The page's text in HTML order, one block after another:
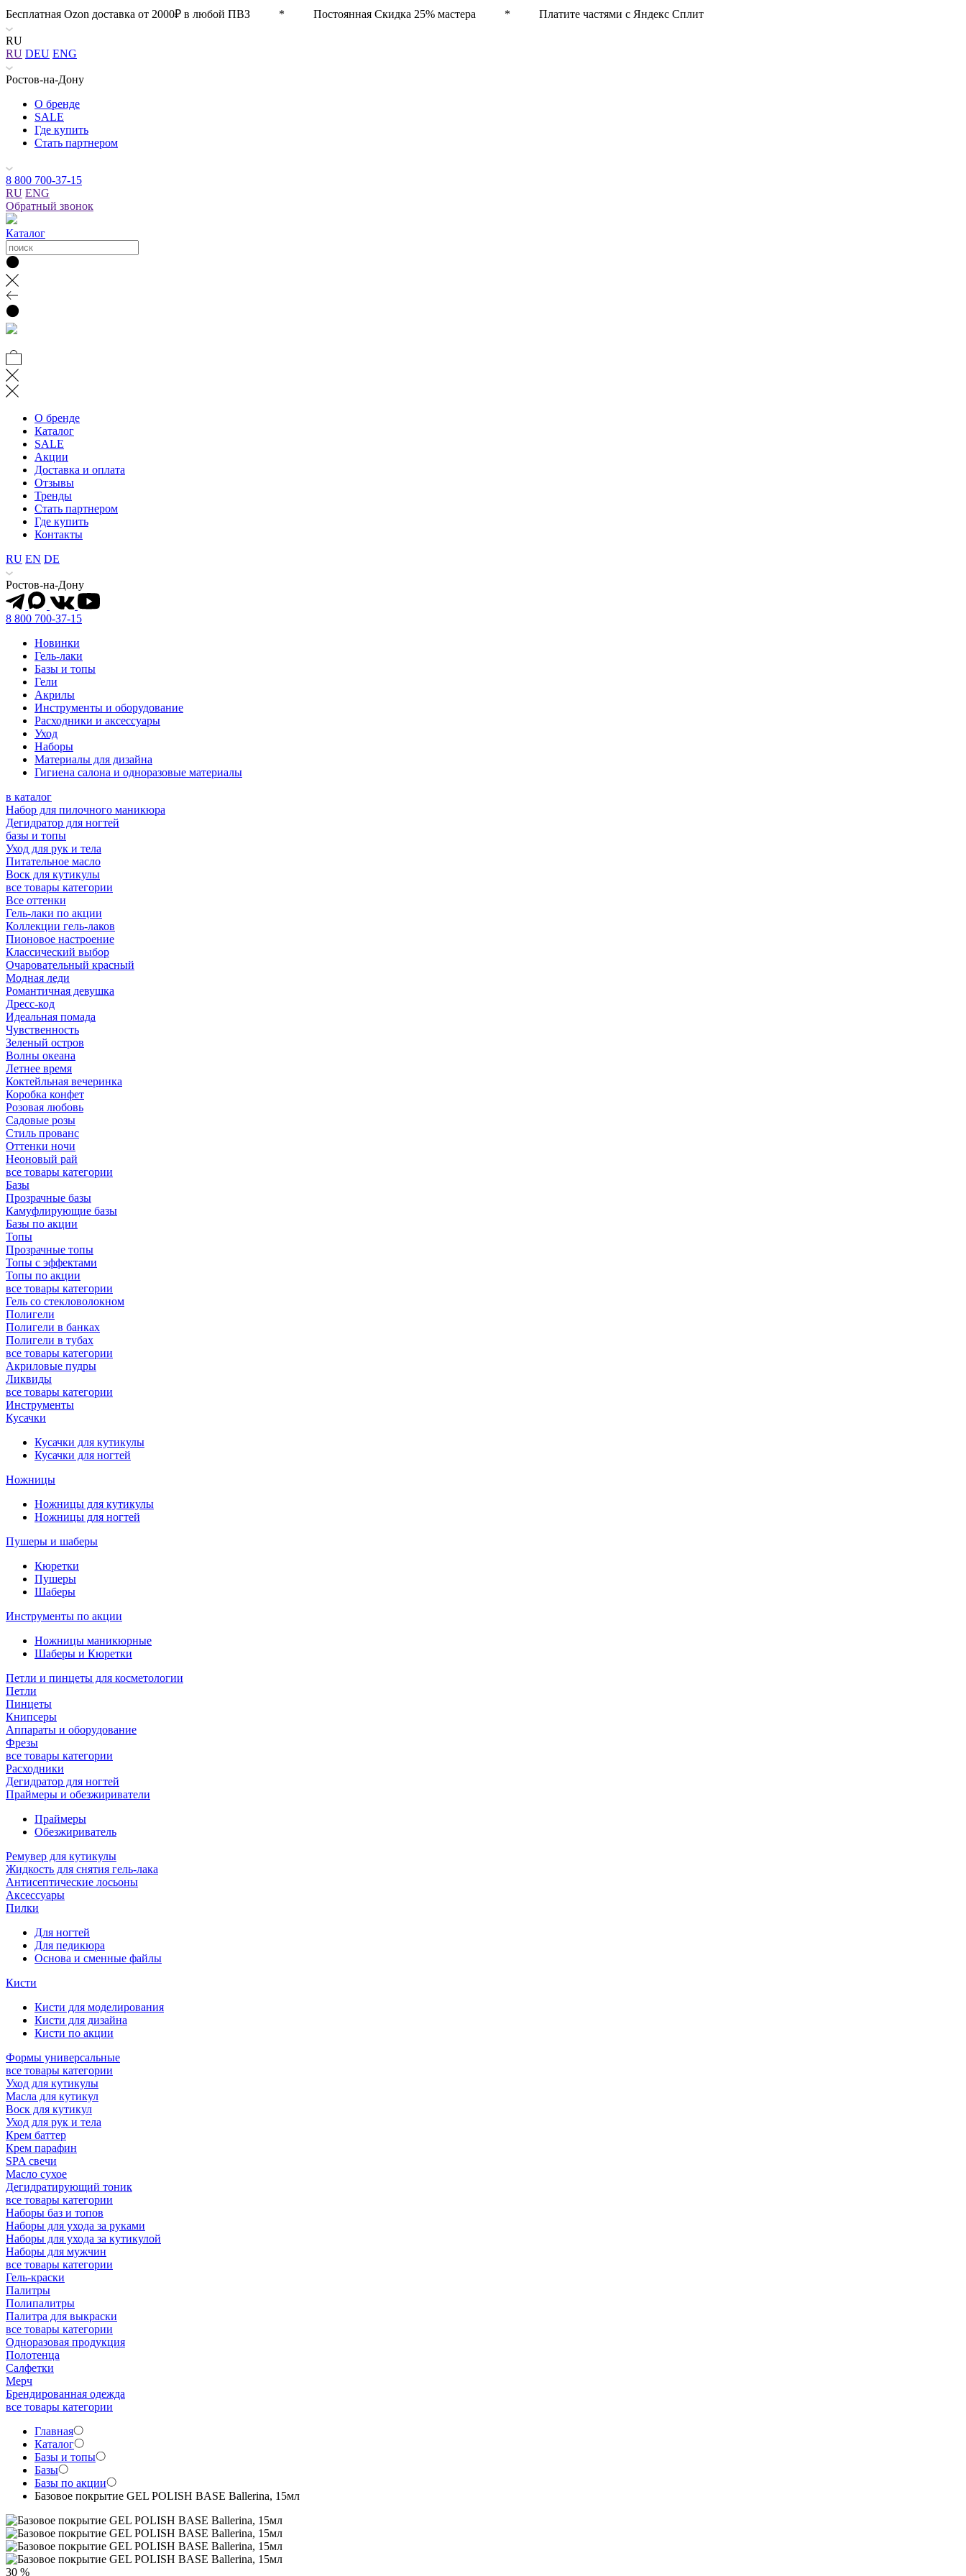
Бесплатная Ozon доставка от 2000₽ в любой ПВЗ * Постоянная Скидка 25% мастера * Платите частями с Яндекс Сплит
RU
RU DEU ENG
Ростов-на-Дону
О бренде
SALE
Где купить
Стать партнером
8 800 700-37-15
RU ENG
Обратный звонок
Каталог
О бренде
Каталог
SALE
Акции
Доставка и оплата
Отзывы
Тренды
Стать партнером
Где купить
Контакты
RU EN DE
Ростов-на-Дону
8 800 700-37-15
Новинки
Гель-лаки
Базы и топы
Гели
Акрилы
Инструменты и оборудование
Расходники и аксессуары
Уход
Наборы
Материалы для дизайна
Гигиена салона и одноразовые материалы
в каталог
Набор для пилочного маникюра
Дегидратор для ногтей
базы и топы
Уход для рук и тела
Питательное масло
Воск для кутикулы
все товары категории
Все оттенки
Гель-лаки по акции
Коллекции гель-лаков
Пионовое настроение
Классический выбор
Очаровательный красный
Модная леди
Романтичная девушка
Дресс-код
Идеальная помада
Чувственность
Зеленый остров
Волны океана
Летнее время
Коктейльная вечеринка
Коробка конфет
Розовая любовь
Садовые розы
Стиль прованс
Оттенки ночи
Неоновый рай
все товары категории
Базы
Прозрачные базы
Камуфлирующие базы
Базы по акции
Топы
Прозрачные топы
Топы с эффектами
Топы по акции
все товары категории
Гель со стекловолокном
Полигели
Полигели в банках
Полигели в тубах
все товары категории
Акриловые пудры
Ликвиды
все товары категории
Инструменты
Кусачки
Кусачки для кутикулы
Кусачки для ногтей
Ножницы
Ножницы для кутикулы
Ножницы для ногтей
Пушеры и шаберы
Кюретки
Пушеры
Шаберы
Инструменты по акции
Ножницы маникюрные
Шаберы и Кюретки
Петли и пинцеты для косметологии
Петли
Пинцеты
Книпсеры
Аппараты и оборудование
Фрезы
все товары категории
Расходники
Дегидратор для ногтей
Праймеры и обезжириватели
Праймеры
Обезжириватель
Ремувер для кутикулы
Жидкость для снятия гель-лака
Антисептические лосьоны
Аксессуары
Пилки
Для ногтей
Для педикюра
Основа и сменные файлы
Кисти
Кисти для моделирования
Кисти для дизайна
Кисти по акции
Формы универсальные
все товары категории
Уход для кутикулы
Масла для кутикул
Воск для кутикул
Уход для рук и тела
Крем баттер
Крем парафин
SPA свечи
Масло сухое
Дегидратирующий тоник
все товары категории
Наборы баз и топов
Наборы для ухода за руками
Наборы для ухода за кутикулой
Наборы для мужчин
все товары категории
Гель-краски
Палитры
Полипалитры
Палитра для выкраски
все товары категории
Одноразовая продукция
Полотенца
Салфетки
Мерч
Брендированная одежда
все товары категории
Главная
Каталог
Базы и топы
Базы
Базы по акции
Базовое покрытие GEL POLISH BASE Ballerina, 15мл
30 %